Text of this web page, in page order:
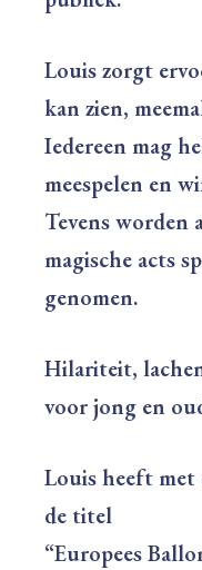
Louis zorgt
kan zien,
Iedereen mag
meespelen en
Tevens worden
magische acts
genomen.
Hilariteit,
voor jong en
Louis heeft met
de titel
“Europees